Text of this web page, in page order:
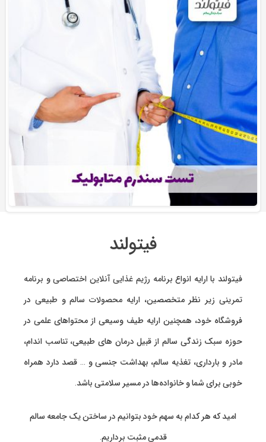
فیتولند
فیتولند با ارایه انواع برنامه رژیم غذایی آنلاین اختصاصیو برنامه
تمرینیزیر نظر متخصصین، ارایه محصولات سالم و طبیعی در
فروشگاه خود، همچنین ارایه طیف وسیعی از محتواهای علمی در
حوزه سبک زندگی سالم از قبیل درمان های طبیعی، تناسب اندام،
مادر و بارداری، تغذیه سالم، بهداشت جنسی و … قصد دارد همراه
خوبی برای شما و خانواده‌ها در مسیر سلامتی باشد.
امید که هر کدام به سهم خود بتوانیم در ساختن یک جامعه سالم
قدمی مثبت برداریم.